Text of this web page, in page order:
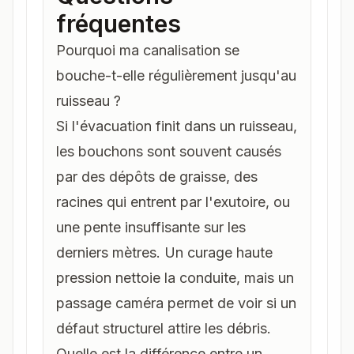
fréquentes
Pourquoi ma canalisation se
bouche-t-elle régulièrement jusqu'au
ruisseau ?
Si l'évacuation finit dans un ruisseau,
les bouchons sont souvent causés
par des dépôts de graisse, des
racines qui entrent par l'exutoire, ou
une pente insuffisante sur les
derniers mètres. Un curage haute
pression nettoie la conduite, mais un
passage caméra permet de voir si un
défaut structurel attire les débris.